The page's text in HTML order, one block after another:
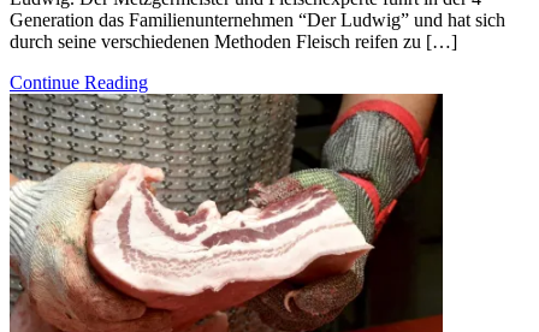
Generation das Familienunternehmen “Der Ludwig” und hat sich
durch seine verschiedenen Methoden Fleisch reifen zu […]
Continue Reading